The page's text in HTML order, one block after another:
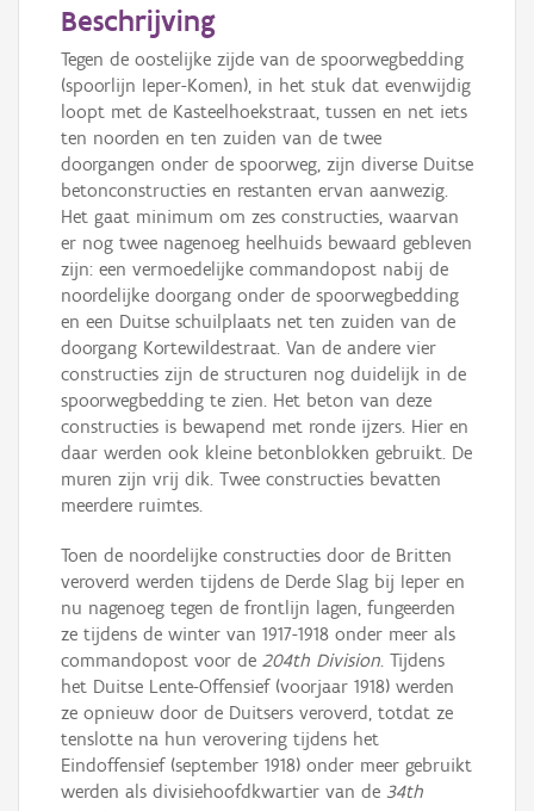
Beschrijving
Tegen de oostelijke zijde van de spoorwegbedding
(spoorlijn Ieper-Komen), in het stuk dat evenwijdig
loopt met de Kasteelhoekstraat, tussen en net iets
ten noorden en ten zuiden van de twee
doorgangen onder de spoorweg, zijn diverse Duitse
betonconstructies en restanten ervan aanwezig.
Het gaat minimum om zes constructies, waarvan
er nog twee nagenoeg heelhuids bewaard gebleven
zijn: een vermoedelijke commandopost nabij de
noordelijke doorgang onder de spoorwegbedding
en een Duitse schuilplaats net ten zuiden van de
doorgang Kortewildestraat. Van de andere vier
constructies zijn de structuren nog duidelijk in de
spoorwegbedding te zien. Het beton van deze
constructies is bewapend met ronde ijzers. Hier en
daar werden ook kleine betonblokken gebruikt. De
muren zijn vrij dik. Twee constructies bevatten
meerdere ruimtes.
Toen de noordelijke constructies door de Britten
veroverd werden tijdens de Derde Slag bij Ieper en
nu nagenoeg tegen de frontlijn lagen, fungeerden
ze tijdens de winter van 1917-1918 onder meer als
commandopost voor de 204th Division. Tijdens
het Duitse Lente-Offensief (voorjaar 1918) werden
ze opnieuw door de Duitsers veroverd, totdat ze
tenslotte na hun verovering tijdens het
Eindoffensief (september 1918) onder meer gebruikt
werden als divisiehoofdkwartier van de 34th